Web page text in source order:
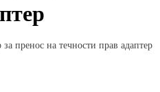
пренос на течности прав адаптер